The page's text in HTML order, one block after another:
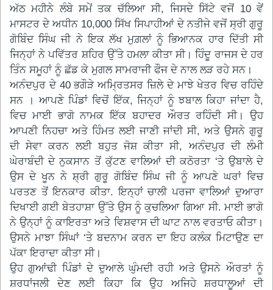
ਅੱਠ ਮਹੀਨੇ ਲੰਬੇ ਸਮੇਂ ਤਕ ਚੱਲਿਆ ਸੀ, ਜਿਸਦੇ ਸਿੱਟੇ ਵਜੋਂ 10 ਵੇਂ
ਮਾਸਟਰ ਦੇ ਅਧੀਨ 10,000 ਸਿੱਖ ਸਿਪਾਹੀਆਂ ਦੇ ਨਤੀਜੇ ਵਜੋਂ ਸ੍ਰੀ ਗੁਰੂ
ਗੋਬਿੰਦ ਸਿੰਘ ਜੀ ਨੇ ਇਕ ਲੱਖ ਮੁਗ਼ਲਾਂ ਨੂੰ ਭਿਆਨਕ ਹਾਰ ਦਿੱਤੀ ਸੀ
ਜਿਨ੍ਹਾਂ ਨੇ ਪਵਿੱਤਰ ਸ਼ਹਿਰ ਉੱਤੇ ਹਮਲਾ ਕੀਤਾ ਸੀ। ਹਿੰਦੂ ਰਾਜਸ ਦੇ ਹਰ
ਤਿੰਨ ਸਮੂਹਾਂ ਨੂੰ ਛੱਡ ਕੇ ਮੁਗਲ ਸਾਮਰਾਜੀ ਫੌਜ ਦੇ ਨਾਲ ਲੜ ਰਹੇ ਸਨ।
ਅਨੰਦਪੁਰ ਦੇ 40 ਭਗੌੜੇ ਅਮ੍ਰਿਤਸਰ ਜ਼ਿਲੇ ਦੇ ਮਾਝੇ ਖੇਤਰ ਵਿਚ ਰਹਿੰਦੇ
ਸਨ । ਆਪਣੇ ਪਿੰਡਾਂ ਵਿਚੋਂ ਇੱਕ, ਜਿਨ੍ਹਾਂ ਨੂੰ ਝਬਾਲ ਕਿਹਾ ਜਾਂਦਾ ਹੈ,
ਵਿਚ ਮਾਈ ਭਾਗੋ ਨਾਮਕ ਇੱਕ ਬਹਾਦਰ ਔਰਤ ਰਹਿੰਦੀ ਸੀ। ਉਹ
ਆਪਣੀ ਨਿਹਚਾ ਅਤੇ ਹਿੰਮਤ ਲਈ ਜਾਣੀ ਜਾਂਦੀ ਸੀ, ਅਤੇ ਉਸਨੇ ਗੁਰੂ
ਦੀ ਸੇਵਾ ਕਰਨ ਲਈ ਬਹੁਤ ਜੋਸ਼ ਕੀਤਾ ਸੀ, ਅਨੰਦਪੁਰ ਦੀ ਲੰਮੀ
ਘੇਰਾਬੰਦੀ ਦੇ ਨੁਕਸਾਨ ਤੋਂ ਕੁੱਟਣ ਵਾਲਿਆਂ ਦੀ ਕਠੋਰਤਾ ‘ਤੇ ਉਬਾਲੇ ਦੇ
ਉਸ ਦੇ ਖੂਨ ਨੇ ਸ਼੍ਰੀ ਗੁਰੂ ਗੋਬਿੰਦ ਸਿੰਘ ਜੀ ਨੂੰ ਆਪਣੇ ਘਰਾਂ ਵਿਚ
ਪਰਤਣ ਤੋਂ ਇਨਕਾਰ ਕੀਤਾ. ਇਨ੍ਹਾਂ ਚਾਲੀ ਪਰਜਾ ਵਾਲਿਆਂ ਦੁਆਰਾ
ਦਿਖਾਈ ਗਈ ਬੇਤਹਾਸ਼ਾ ਉੱਤੇ ਉਸ ਨੂੰ ਕੁਚਲਿਆ ਗਿਆ ਸੀ. ਮਾਈ ਭਾਗੋ
ਨੇ ਉਨ੍ਹਾਂ ਨੂੰ ਕਾਇਰਤਾ ਅਤੇ ਵਿਸ਼ਵਾਸ ਦੀ ਘਾਟ ਨਾਲ ਵਰਤਾਓ ਕੀਤਾ।
ਉਸਨੇ ਮਾਝਾ ਸਿੰਘਾਂ ‘ਤੇ ਬਦਨਾਮ ਕਰਨ ਦਾ ਇਹ ਕਲੰਕ ਮਿਟਾਉਣ ਦਾ
ਪੱਕਾ ਇਰਾਦਾ ਕੀਤਾ ਸੀ।
ਉਹ ਗੁਆਂਢੀ ਪਿੰਡਾਂ ਦੇ ਦੁਆਲੇ ਘੁੰਮਦੀ ਰਹੀ ਅਤੇ ਉਸਨੇ ਔਰਤਾਂ ਨੂੰ
ਸ਼ਰਧਾਂਜਲੀ ਦੇਣ ਲਈ ਕਿਹਾ ਕਿ ਉਹ ਅਜਿਹੇ ਸ਼ਰਧਾਲੂਆਂ ਦੀ